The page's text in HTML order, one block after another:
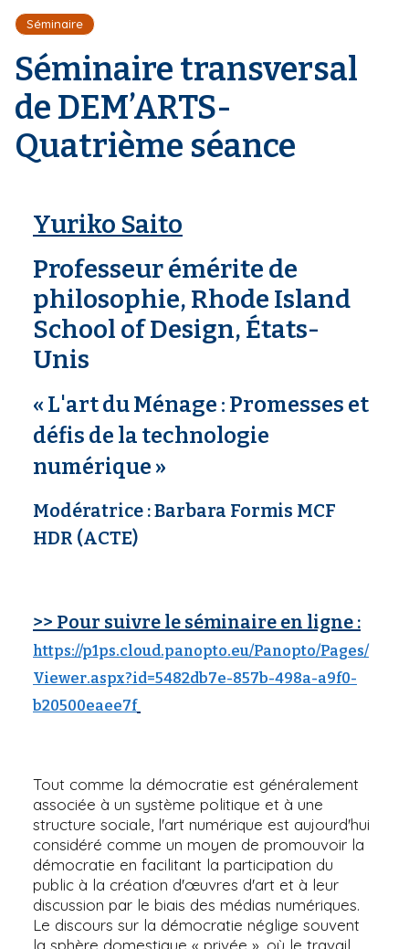
d
'
r
i
a
n
e
Séminaire
Séminaire transversal
de DEM’ARTS-
Quatrième séance
Yuriko Saito
Professeur émérite de
philosophie, Rhode Island
School of Design, États-
Unis
« L'art du Ménage : Promesses et
défis de la technologie
numérique »
Modératrice :Barbara Formis MCF
HDR (ACTE)
>> Pour suivre le séminaire en ligne :
https://p1ps.cloud.panopto.eu/Panopto/Pages/
Viewer.aspx?id=5482db7e-857b-498a-a9f0-
b20500eaee7f
Tout comme la démocratie est généralement
associée à un système politique et à une
structure sociale, l'art numérique est aujourd'hui
considéré comme un moyen de promouvoir la
démocratie en facilitant la participation du
public à la création d'œuvres d'art et à leur
discussion par le biais des médias numériques.
Le discours sur la démocratie néglige souvent
la sphère domestique « privée », où le travail